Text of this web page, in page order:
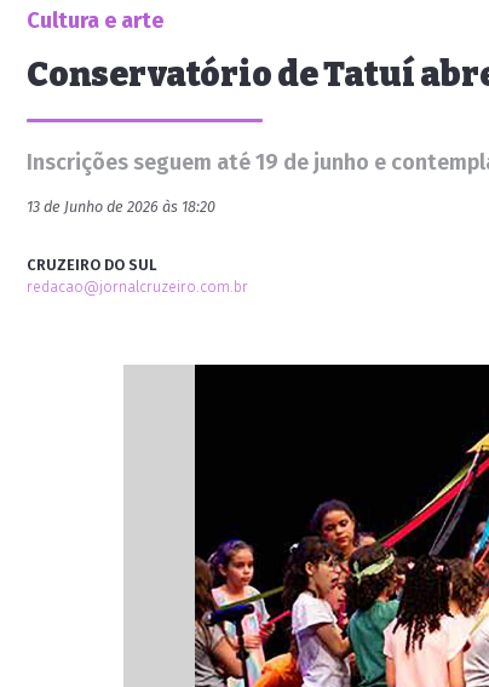
Cultura e arte
Conservatório de Tatuí
Inscrições seguem até 19 de junho e
13 de Junho de 2026 às 18:20
CRUZEIRO DO SUL
redacao@jornalcruzeiro.com.br